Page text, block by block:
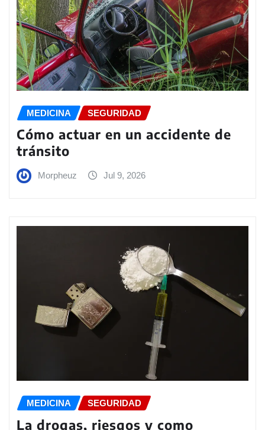
MEDICINA SEGURIDAD
Cómo actuar en un accidente de
tránsito
Morpheuz Jul 9, 2026
MEDICINA SEGURIDAD
La drogas, riesgos y como